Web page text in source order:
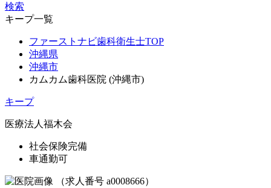
検索
キープ一覧
ファーストナビ歯科衛生士TOP
沖縄県
沖縄市
カムカム歯科医院 (沖縄市)
キープ
医療法人福木会
社会保険完備
車通勤可
（求人番号 a0008666）